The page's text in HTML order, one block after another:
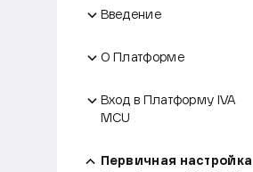
Введение
О Платформе
Вход в Платформу IVA
MCU
Первичная настройка